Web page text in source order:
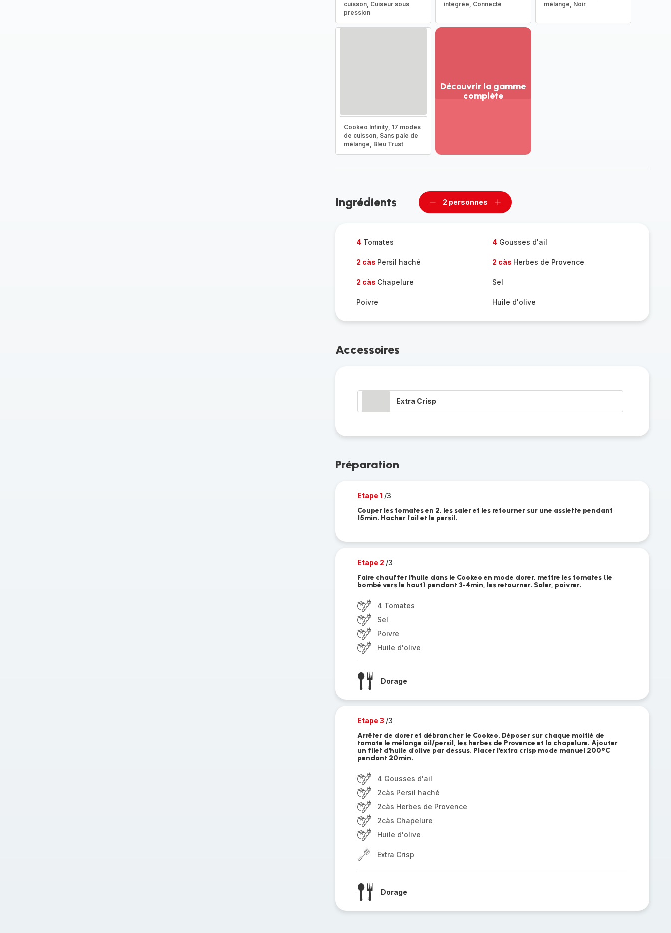
cuisson, Cuiseur sous
pression
intégrée, Connecté
mélange, Noir
Cookeo Infinity, 17 modes
de cuisson, Sans pale de
mélange, Bleu Trust
Découvrir la gamme
complète
gamme
Ingrédients
Supprimer
2 personnes
Ajouter
4Tomates 4Gousses d'ail
2 càs Persil haché 2 càs Herbes de Provence
2 càs Chapelure Sel
Poivre Huile d'olive
Accessoires
Extra Crisp
Préparation
Etape 1 /3
Couper les tomates en 2, les saler et les retourner sur une assiette pendant
15min. Hacher l'ail et le persil.
Etape 2 /3
Faire chauffer l'huile dans le Cookeo en mode dorer, mettre les tomates (le
bombé vers le haut) pendant 3-4min, les retourner. Saler, poivrer.
4 Tomates
Sel
Poivre
Huile d'olive
Dorage
Etape 3 /3
Arrêter de dorer et débrancher le Cookeo. Déposer sur chaque moitié de
tomate le mélange ail/persil, les herbes de Provence et la chapelure. Ajouter
un filet d'huile d'olive par dessus. Placer l'extra crisp mode manuel 200°C
pendant 20min.
4 Gousses d'ail
2càs Persil haché
2càs Herbes de Provence
2càs Chapelure
Huile d'olive
Extra Crisp
Dorage